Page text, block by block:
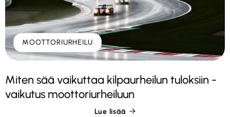
MOOTTORIURHEILU
Miten sää vaikuttaa kilpaurheilun tuloksiin -
vaikutus moottoriurheiluun
Lue lisää 